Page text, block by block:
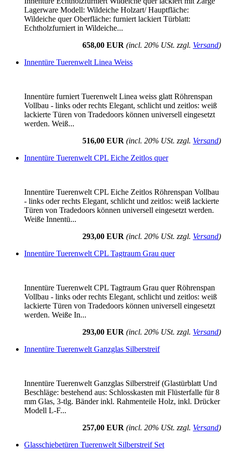
Lagerware Modell: Wildeiche Holzart/ Hauptfläche:
Wildeiche quer Oberfläche: furniert lackiert Türblatt:
Echtholzfurniert in Wildeiche...
658,00 EUR (incl. 20% USt. zzgl. Versand)
Innentüre Tuerenwelt Linea Weiss
Innentüre furniert Tuerenwelt Linea weiss glatt Röhrenspan
Vollbau - links oder rechts Elegant, schlicht und zeitlos: weiß
lackierte Türen von Tradedoors können universell eingesetzt
werden. Weiß...
516,00 EUR (incl. 20% USt. zzgl. Versand)
Innentüre Tuerenwelt CPL Eiche Zeitlos quer
Innentüre Tuerenwelt CPL Eiche Zeitlos Röhrenspan Vollbau
- links oder rechts Elegant, schlicht und zeitlos: weiß lackierte
Türen von Tradedoors können universell eingesetzt werden.
Weiße Innentü...
293,00 EUR (incl. 20% USt. zzgl. Versand)
Innentüre Tuerenwelt CPL Tagtraum Grau quer
Innentüre Tuerenwelt CPL Tagtraum Grau quer Röhrenspan
Vollbau - links oder rechts Elegant, schlicht und zeitlos: weiß
lackierte Türen von Tradedoors können universell eingesetzt
werden. Weiße In...
293,00 EUR (incl. 20% USt. zzgl. Versand)
Innentüre Tuerenwelt Ganzglas Silberstreif
Innentüre Tuerenwelt Ganzglas Silberstreif (Glastürblatt Und
Beschläge: bestehend aus: Schlosskasten mit Flüsterfalle für 8
mm Glas, 3-tlg. Bänder inkl. Rahmenteile Holz, inkl. Drücker
Modell L-F...
257,00 EUR (incl. 20% USt. zzgl. Versand)
Glasschiebetüren Tuerenwelt Silberstreif Set